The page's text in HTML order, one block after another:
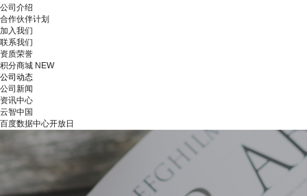
公司介绍
合作伙伴计划
加入我们
联系我们
资质荣誉
积分商城 NEW
公司动态
公司新闻
资讯中心
云智中国
百度数据中心开放日